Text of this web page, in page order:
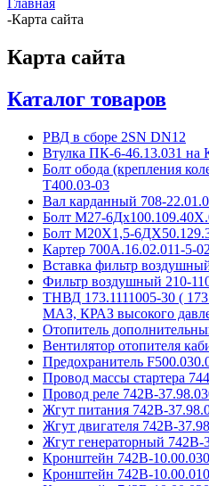
Главная
-Карта сайта
Карта сайта
Каталог товаров
РВД в сборе 2SN DN12
Втулка ПК-6-46.13.031
Болт обода (крепления
Т400.03-03
Вал карданный 708-
Болт М27-
Болт М20Х1,5-
Картер 700А.16.02.011-5-
Вставка фильтр
Фильтр воздушный 210-
ТНВД 173.1111005-30 (
МАЗ, КРАЗ высокого
Отопитель
Вентилятор отопителя
Предохранитель
Провод массы стартера
Провод реле 742В-
Жгут питания 742В-
Жгут двигателя 742В-
Жгут генераторный
Кронштейн 742В-
Кронштейн 742В-